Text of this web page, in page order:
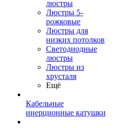
люстры
Люстры 5-
рожковые
Люстры для
низких потолков
Cветодиодные
люстры
Люстры из
хрусталя
Ещё
Кабельные
инерционные катушки